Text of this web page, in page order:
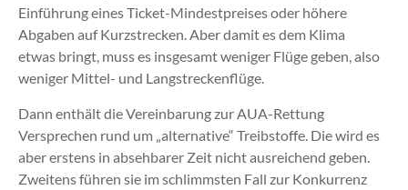
Einführung eines Ticket-Mindestpreises oder höhere
Abgaben auf Kurzstrecken. Aber damit es dem Klima
etwas bringt, muss es insgesamt weniger Flüge geben, also
weniger Mittel- und Langstreckenflüge.
Dann enthält die Vereinbarung zur AUA-Rettung
Versprechen rund um „alternative“ Treibstoffe. Die wird es
aber erstens in absehbarer Zeit nicht ausreichend geben.
Zweitens führen sie im schlimmsten Fall zur Konkurrenz